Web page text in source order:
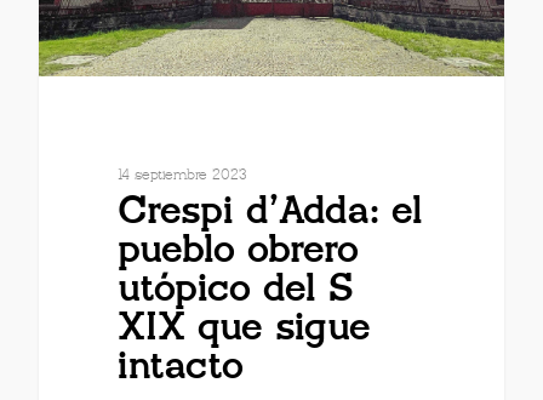
14 septiembre 2023
Crespi d’Adda: el
pueblo obrero
utópico del S
XIX que sigue
intacto